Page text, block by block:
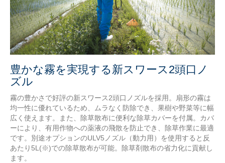
豊かな霧を実現する新スワース2頭口ノ
ズル
霧の豊かさで好評の新スワース2頭口ノズルを採用。扇形の霧は
均一性に優れているため、ムラなく防除でき、果樹や野菜等に幅
広く使えます。また、除草散布に便利な除草カバーを付属。カバ
ーにより、有用作物への薬液の飛散を防止でき、除草作業に最適
です。別途オプションのULV5ノズル（動力用）を使用すると反
あたり5L(※)での除草散布が可能。除草剤散布の省力化に貢献し
ます。